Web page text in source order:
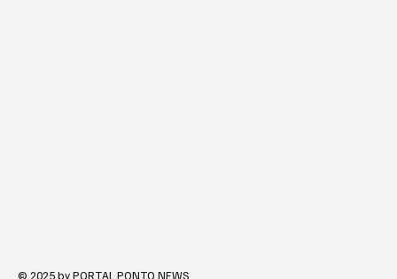
© 2025 by PORTAL PONTO NEWS